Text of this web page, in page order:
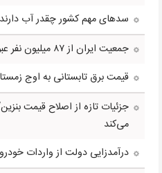
سدهای مهم کشور چقدر آب
جمعیت ایران از ۸۷ میلیون نفر عبور کرد
قیمت برق تابستانی به اوج
جزئیات تازه از اصلاح قیمت
می‌کند
درآمدزایی دولت از واردات خودرو